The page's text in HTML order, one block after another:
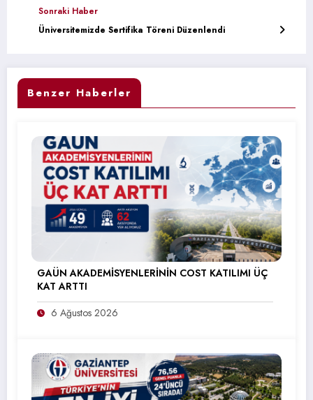
Sonraki Haber
Üniversitemizde Sertifika Töreni Düzenlendi
Benzer Haberler
GAÜN AKADEMİSYENLERİNİN COST KATILIMI ÜÇ
KAT ARTTI
6 Ağustos 2026